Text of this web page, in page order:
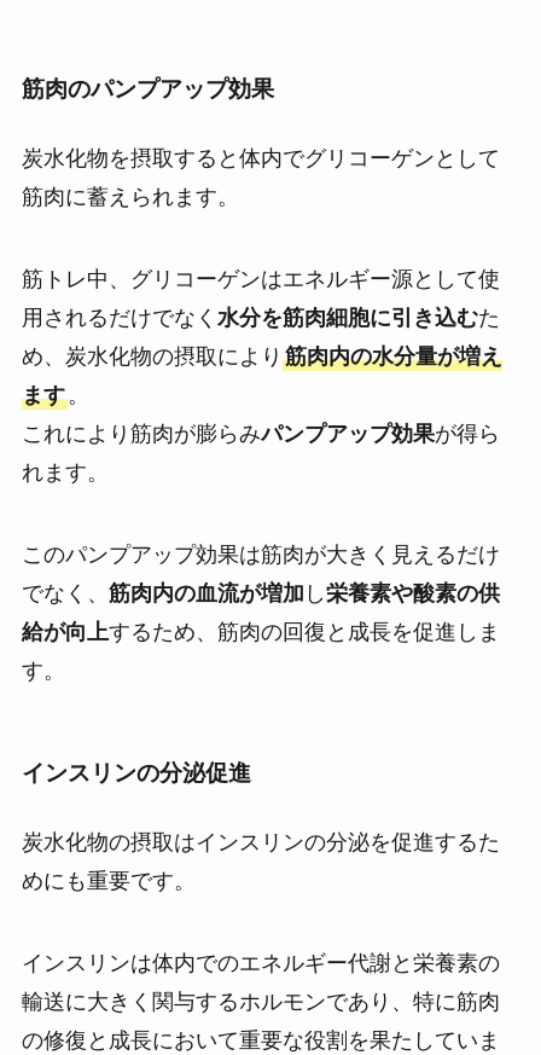
筋肉のパンプアップ効果
炭水化物を摂取すると体内でグリコーゲンとして
筋肉に蓄えられます。
筋トレ中、グリコーゲンはエネルギー源として使
用されるだけでなく 水分を筋肉細胞に引き込むた
め、炭水化物の摂取により 筋肉内の水分量が増え
ます。
これにより筋肉が膨らみパンプアップ効果が得ら
れます。
このパンプアップ効果は筋肉が大きく見えるだけ
でなく、 筋肉内の血流が増加 し栄養素や酸素の供
給が向上するため、筋肉の回復と成長を促進しま
す。
インスリンの分泌促進
炭水化物の摂取はインスリンの分泌を促進するた
めにも重要です。
インスリンは体内でのエネルギー代謝と栄養素の
輸送に大きく関与するホルモンであり、特に筋肉
の修復と成長において重要な役割を果たしていま